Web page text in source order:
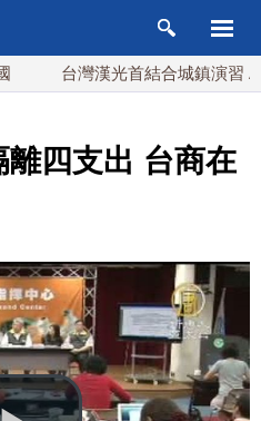
台灣漢光首結合城鎮演習 AIT連
四支出 台商在